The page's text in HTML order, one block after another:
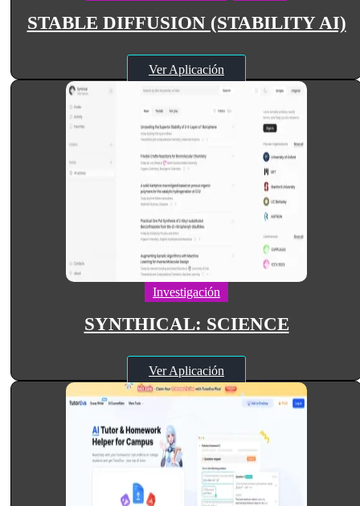
STABLE DIFFUSION (STABILITY AI)
Ver Aplicación
Investigación
SYNTHICAL: SCIENCE
Ver Aplicación